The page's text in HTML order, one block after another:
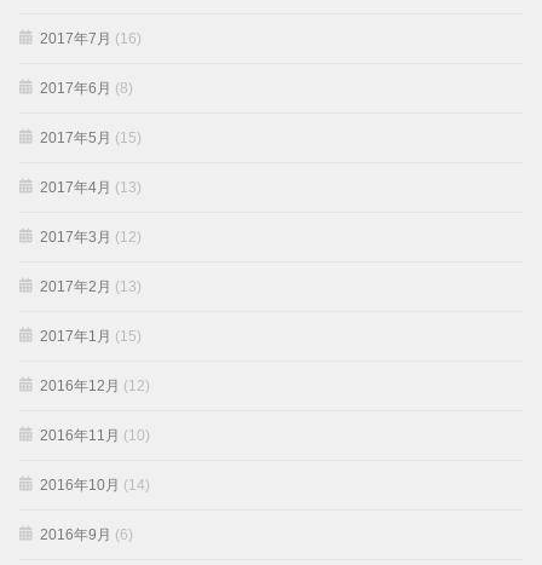
2017年7月 (16)
2017年6月 (8)
2017年5月 (15)
2017年4月 (13)
2017年3月 (12)
2017年2月 (13)
2017年1月 (15)
2016年12月 (12)
2016年11月 (10)
2016年10月 (14)
2016年9月 (6)